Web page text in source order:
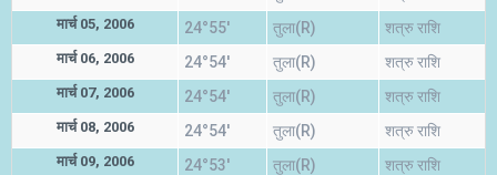
मार्च 05, 2006 24°55' तुला(R) शत्रु राशि
मार्च 06, 2006 24°54' तुला(R) शत्रु राशि
मार्च 07, 2006 24°54' तुला(R) शत्रु राशि
मार्च 08, 2006 24°54' तुला(R) शत्रु राशि
मार्च 09, 2006 24°53' तुला(R) शत्रु राशि